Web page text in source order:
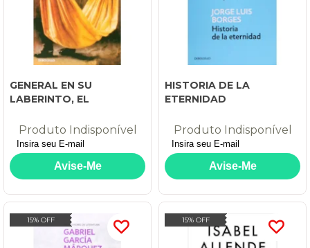
GENERAL EN SU
LABERINTO, EL
Produto Indisponível
HISTORIA DE LA
ETERNIDAD
Produto Indisponível
15% OFF 15% OFF